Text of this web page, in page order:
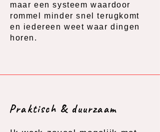
maar een systeem waardoor
rommel minder snel terugkomt
en iedereen weet waar dingen
horen.
Praktisch & duurzaam